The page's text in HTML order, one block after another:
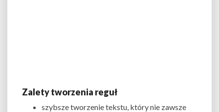
Zalety tworzenia reguł
szybsze tworzenie tekstu, który nie zawsze